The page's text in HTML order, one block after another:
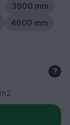
3900 mm
4800 mm
?